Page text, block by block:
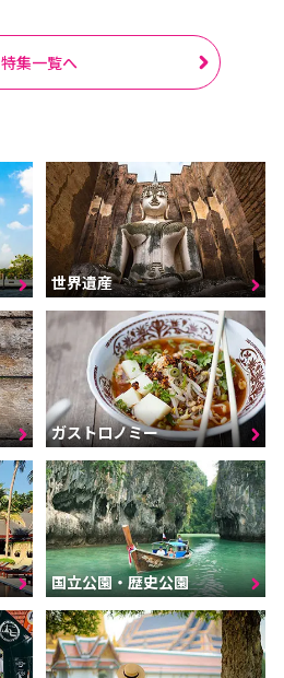
特集一覧へ
世界遺産
ガストロノミー
国立公園・歴史公園